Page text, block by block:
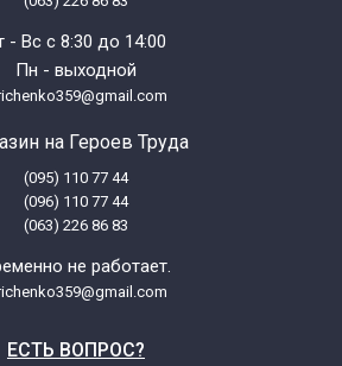
TD/BWT
5/SBW
BWT
D/BWT
T/BWT
- Вс с 8:30 до 14:00
Пн - выходной
на Героев Труда
(095) 110 77 44
(096) 110 77 44
(063) 226 86 83
не работает.
ЕСТЬ ВОПРОС?